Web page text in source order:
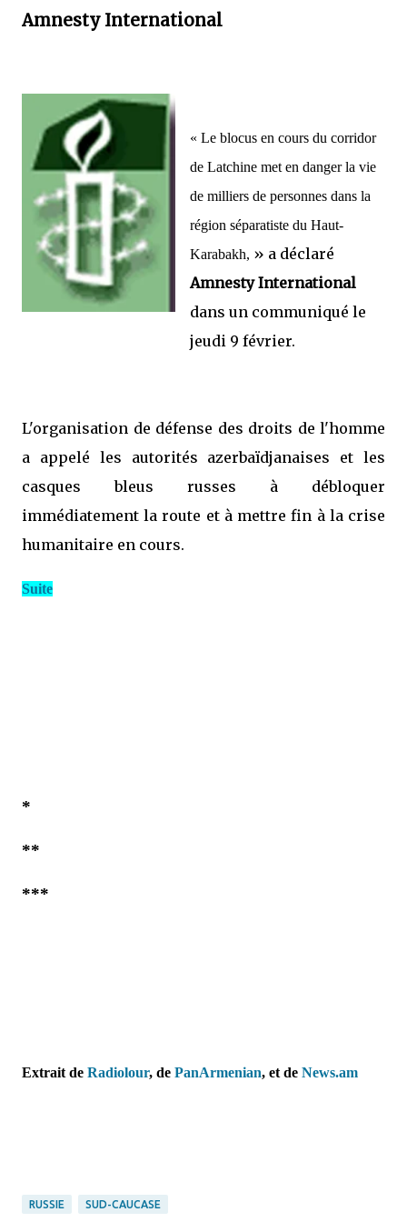
Amnesty International
« Le blocus en cours du corridor
de Latchine met en danger la vie
de milliers de personnes dans la
région séparatiste du Haut-
Karabakh, » a déclaré
Amnesty International
dans un communiqué le
jeudi 9 février.
L'organisation de défense des droits de l'homme
a appelé les autorités azerbaïdjanaises et les
casques bleus russes à débloquer
immédiatement la route et à mettre fin à la crise
humanitaire en cours.
Suite
*
**
***
Extrait de Radiolour, de PanArmenian, et de News.am
RUSSIE SUD-CAUCASE